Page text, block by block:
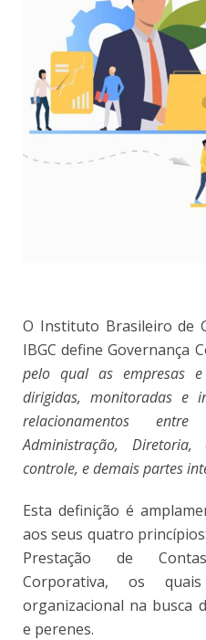
O Instituto Brasileiro de
IBGC define Governança
pelo qual as empresas e
dirigidas, monitoradas e
relacionamentos
Administração,
controle, e demais partes
Esta definição é
aos seus quatro
Prestação de
Corporativa, os
organizacional na busca
e perenes.